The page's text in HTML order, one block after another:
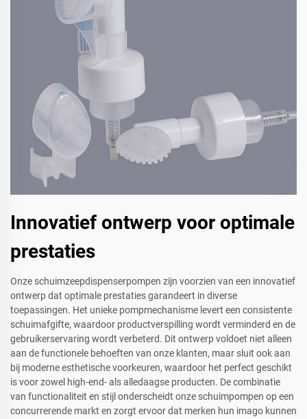
Innovatief ontwerp voor optimale
prestaties
Onze schuimzeepdispenserpompen zijn voorzien van een innovatief
ontwerp dat optimale prestaties garandeert in diverse
toepassingen. Het unieke pompmechanisme levert een consistente
schuimafgifte, waardoor productverspilling wordt verminderd en de
gebruikerservaring wordt verbeterd. Dit ontwerp voldoet niet alleen
aan de functionele behoeften van onze klanten, maar sluit ook aan
bij moderne esthetische voorkeuren, waardoor het perfect geschikt
is voor zowel high-end- als alledaagse producten. De combinatie
van functionaliteit en stijl onderscheidt onze schuimpompen op een
concurrerende markt en zorgt ervoor dat merken hun imago kunnen